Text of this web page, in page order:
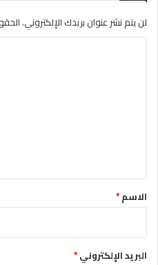
لن يتم نشر عنوان بريدك الإلكتروني.
*الاسم*
البريد الإلكتروني*